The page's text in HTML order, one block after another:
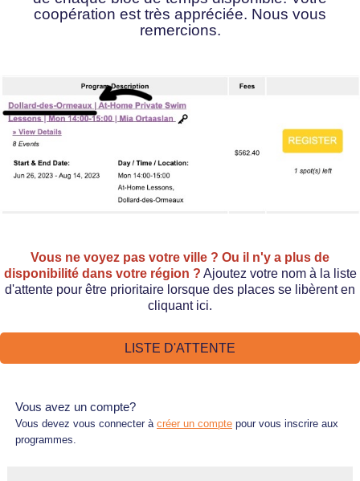
coopération est très appréciée. Nous vous
remercions.
Vous ne voyez pas votre ville ? Ou il n'y a plus de
disponibilité dans votre région ? Ajoutez votre nom à la liste
d'attente pour être prioritaire lorsque des places se libèrent en
cliquant ici.
LISTE D'ATTENTE
Vous avez un compte?
Vous devez vous connecter à créer un comptepour vous inscrire aux
programmes.